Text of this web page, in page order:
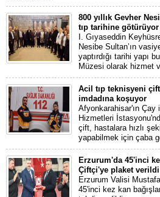
800 yıllık Gevher
tıp tarihine götürüyor
I. Gıyaseddin
Nesibe Sultan’ın
yaptırdığı tarihi yapı
Müzesi olarak hizmet
Acil tıp teknisyeni
imdadına koşuyor
Afyonkarahisar'ın Çay
Hizmetleri
çift, hastalara hızlı
yapabilmek için çaba
Erzurum'da 45'inci
Çiftçi'ye plaket verildi
Erzurum Valisi
45'inci kez kan